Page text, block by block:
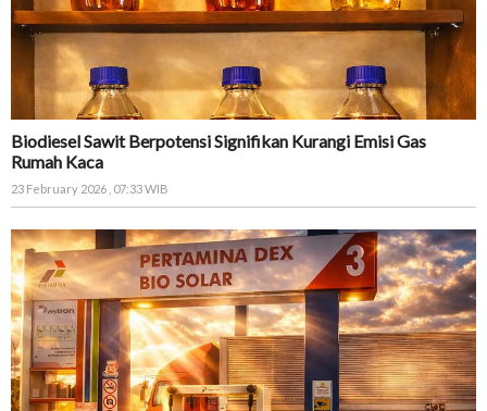
Biodiesel Sawit Berpotensi Signifikan Kurangi Emisi Gas
Rumah Kaca
23 February 2026 , 07:33 WIB